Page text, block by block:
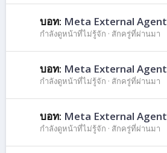
บอท: Meta External Agent
กำลังดูหน้าที่ไม่รู้จัก สักครู่ที่ผ่านมา
บอท: Meta External Agent
กำลังดูหน้าที่ไม่รู้จัก สักครู่ที่ผ่านมา
บอท: Meta External Agent
กำลังดูหน้าที่ไม่รู้จัก สักครู่ที่ผ่านมา